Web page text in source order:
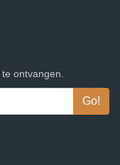
ontvangen.